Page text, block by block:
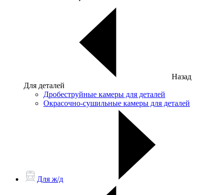
Назад
Для деталей
Дробеструйные камеры для деталей
Окрасочно-сушильные камеры для деталей
Для ж/д